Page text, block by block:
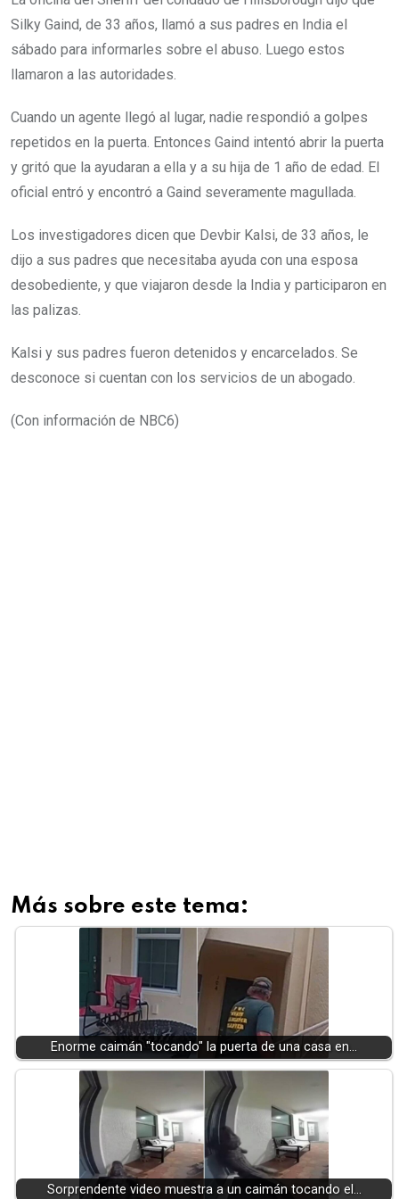
Silky Gaind, de 33 años, llamó a sus padres en India el
sábado para informarles sobre el abuso. Luego estos
llamaron a las autoridades.
Cuando un agente llegó al lugar, nadie respondió a golpes
repetidos en la puerta. Entonces Gaind intentó abrir la puerta
y gritó que la ayudaran a ella y a su hija de 1 año de edad. El
oficial entró y encontró a Gaind severamente magullada.
Los investigadores dicen que Devbir Kalsi, de 33 años, le
dijo a sus padres que necesitaba ayuda con una esposa
desobediente, y que viajaron desde la India y participaron en
las palizas.
Kalsi y sus padres fueron detenidos y encarcelados. Se
desconoce si cuentan con los servicios de un abogado.
(Con información de NBC6)
Más sobre este tema:
Enorme caimán "tocando" la puerta de una casa en…
Sorprendente video muestra a un caimán tocando el…